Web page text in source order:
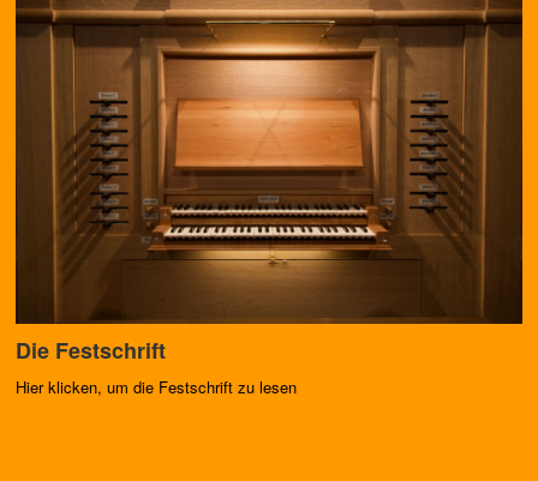
Die Festschrift
Hier klicken, um die Festschrift zu lesen